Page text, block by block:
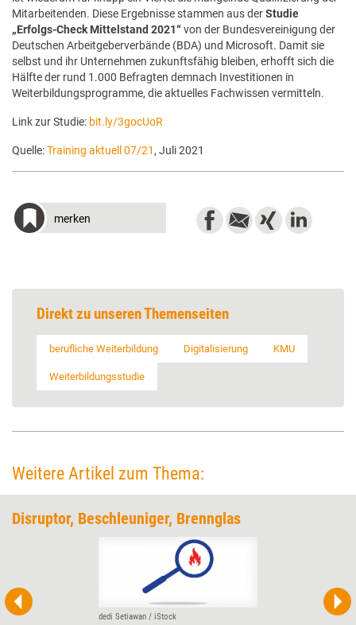
Mitarbeitenden. Diese Ergebnisse stammen aus derStudie
„Erfolgs-Check Mittelstand 2021“ von der Bundesvereinigung der
Deutschen Arbeitgeberverbände (BDA) und Microsoft. Damit sie
selbst und ihr Unternehmen zukunftsfähig bleiben, erhofft sich die
Hälfte der rund 1.000 Befragten demnach Investitionen in
Weiterbildungsprogramme, die aktuelles Fachwissen vermitteln.
Link zur Studie: bit.ly/3gocUoR
Quelle:Training aktuell 07/21 , Juli 2021
merken
Direkt zu unseren Themenseiten
berufliche Weiterbildung Digitalisierung KMU
Weiterbildungsstudie
Weitere Artikel zum Thema:
Disruptor, Beschleuniger, Brennglas
dedi Setiawan / iStock